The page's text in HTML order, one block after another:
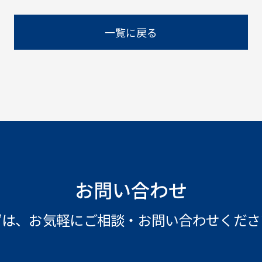
一覧に戻る
お問い合わせ
、お気軽にご相談・ お問い合わせくだ